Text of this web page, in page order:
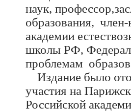
наук,
образования,
академии
школы РФ,
проблемам
Издание было
участия на
Российской